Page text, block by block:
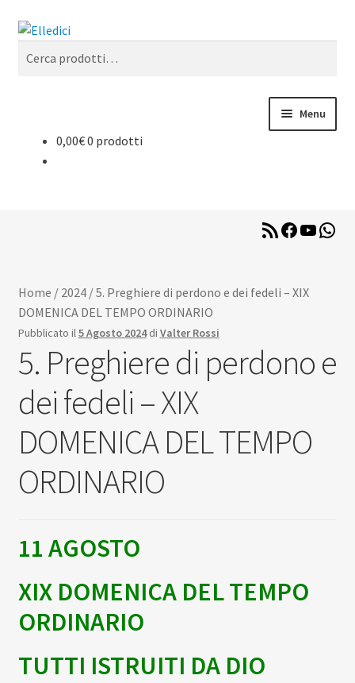
Vai
navigazione
Vai
contenuto
Cerca
Menu
Libreria Online
menu
Riviste
menu
child
Scuola
Contatti
Don Bosco
0,00€0 prodotti
RSS Facebook
Home / 2024/5. Preghiere di perdono e dei fedeli – XIX
DOMENICA DEL TEMPO ORDINARIO
Pubblicato il5 Agosto 2024 di Valter Rossi
5. Preghiere di perdono e
dei fedeli – XIX
DOMENICA DEL TEMPO
ORDINARIO
11 AGOSTO
XIX DOMENICA DEL TEMPO
ORDINARIO
TUTTI ISTRUITI DA DIO